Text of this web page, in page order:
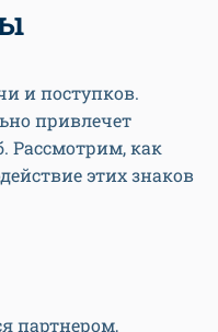
и поступков.
привлечет
как
этих знаков
партнером,